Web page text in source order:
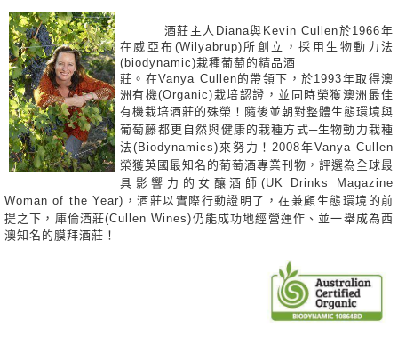
酒莊主人Diana與Kevin Cullen於1966年
在威亞布(Wilyabrup)所創立，採用生物動力法
(biodynamic)栽種葡萄的精品酒
莊。在Vanya Cullen的帶領下，於1993年取得澳
洲有機(Organic)栽培認證，並同時榮獲澳洲最佳
有機栽培酒莊的殊榮！隨後並朝對整體生態環境與
葡萄藤都更自然與健康的栽種方式─生物動力栽種
法(Biodynamics)來努力！2008年Vanya Cullen
榮獲英國最知名的葡萄酒專業刊物，評選為全球最
具影響力的女釀酒師(UK Drinks Magazine
Woman of the Year)，酒莊以實際行動證明了，在兼顧生態環境的前
提之下，庫倫酒莊(Cullen Wines)仍能成功地經營運作、並一舉成為西
澳知名的膜拜酒莊！